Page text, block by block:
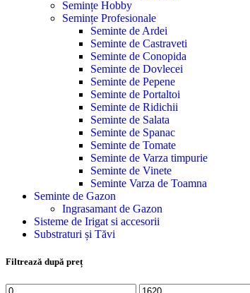
Semințe Hobby
Semințe Profesionale
Seminte de Ardei
Seminte de Castraveti
Seminte de Conopida
Seminte de Dovlecei
Seminte de Pepene
Seminte de Portaltoi
Seminte de Ridichii
Seminte de Salata
Seminte de Spanac
Seminte de Tomate
Seminte de Varza timpurie
Seminte de Vinete
Seminte Varza de Toamna
Seminte de Gazon
Ingrasamant de Gazon
Sisteme de Irigat si accesorii
Substraturi și Tăvi
Filtrează după preț